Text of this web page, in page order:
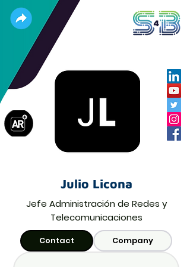
Julio Licona
Jefe Administración de Redes y
Telecomunicaciones
Contact Company